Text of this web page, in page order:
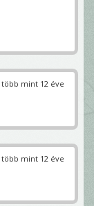
több mint 12 éve
több mint 12 éve